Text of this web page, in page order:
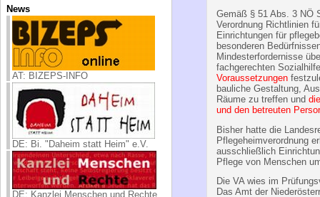
News
AT: BIZEPS-INFO
DE: Bi. "Daheim statt Heim" e.V.
DE: Kanzlei Menschen und Rechte
Gemäß § 51 Abs. 3 NÖ
Verordnung Richtlinien
Einrichtungen für
besonderen
Mindesterfordernisse
fachgerechten
Voraussetzungen
bauliche Gestaltung,
Räume zu treffen und
und den betreuten
Bisher hatte die
Pflegeheimverordnung
ausschließlich
Pflege von Menschen
Die VA wies im
Das Amt der